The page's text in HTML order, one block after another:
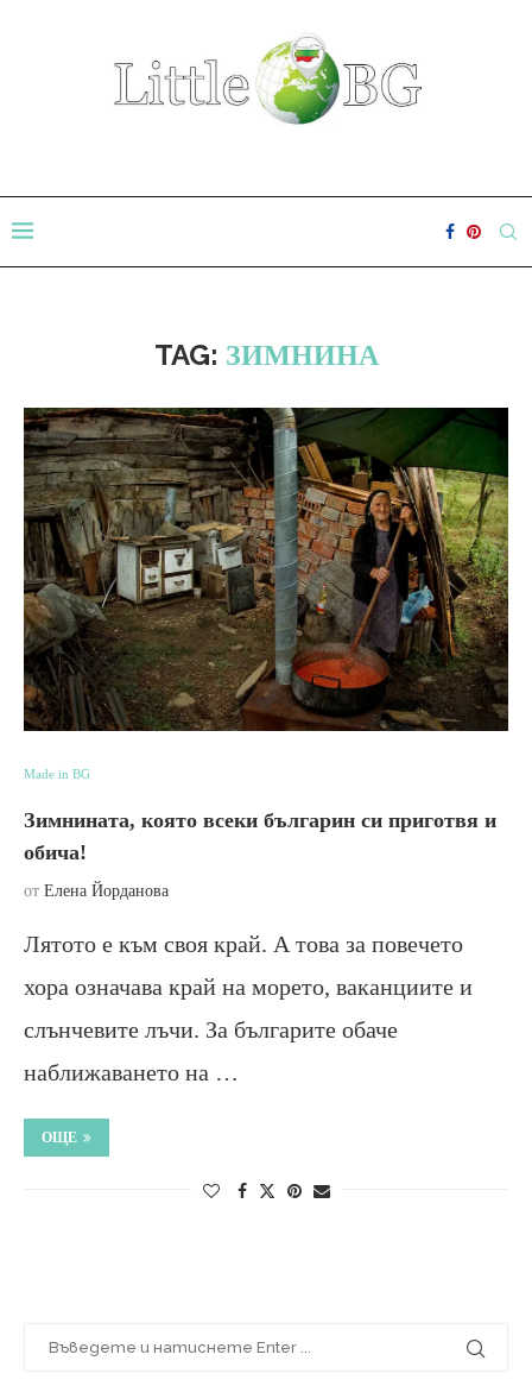
TAG: ЗИМНИНА
Made in BG
Зимнината, която всеки българин си приготвя и
обича!
от Елена Йорданова
Лятото е към своя край. А това за повечето
хора означава край на морето, ваканциите и
слънчевите лъчи. За българите обаче
наближаването на …
ОЩЕ